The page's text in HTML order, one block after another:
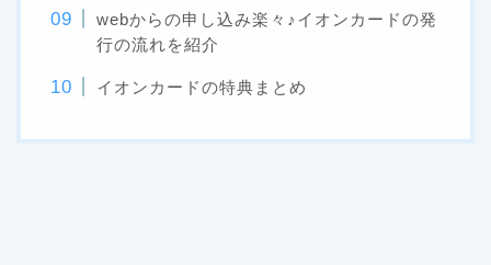
webからの申し込み楽々♪イオンカードの発
行の流れを紹介
イオンカードの特典まとめ